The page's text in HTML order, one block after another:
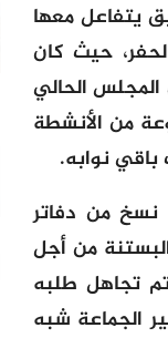
يتفاعل معها
حيث كان
الحالي
من الأنشطة
باقي نوابه.
من دفاتر
من أجل
تجاهل طلبه
الجماعة شبه